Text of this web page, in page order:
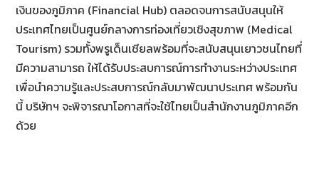
เงินของภูมิภาค (Financial Hub) ตลอดจนการสนับสนุนให้
ประเทศไทยเป็นศูนย์กลางการท่องเที่ยวเชิงสุขภาพ (Medical
Tourism) รวมทั้งพรูเด็นเชียลพร้อมที่จะสนับสนุนเยาวชนไทยที่
มีความสามารถ ให้ได้รับประสบการณ์การทำงานระหว่างประเทศ
เพื่อนำความรู้และประสบการณ์กลับมาพัฒนาประเทศ พร้อมกัน
นี้ บริษัทฯ จะพิจารณาโอกาสที่จะใช้ไทยเป็นสำนักงานภูมิภาคอีก
ด้วย